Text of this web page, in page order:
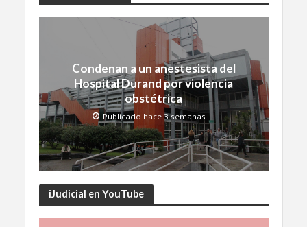
Condenan a un anestesista del
Hospital Durand por violencia
obstétrica
Publicado hace 3 semanas
iJudicial en YouTube